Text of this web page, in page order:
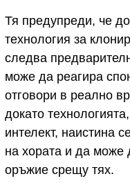
Тя предупреди, че
технология за
следва
може да реагира
отговори в реално
докато
интелект, наистина
на хората и да може
оръжие срещу тях.